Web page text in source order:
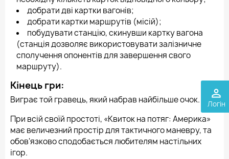
perm_identity
Логін
добрати дві картки вагонів;
добрати картки маршрутів (місій);
побудувати станцію, скинувши картку вагона
(станція дозволяє використовувати залізничне
сполучення опонентів для завершення свого
маршруту).
Кінець гри:
Виграє той гравець, який набрав найбільше очок.
При всій своїй простоті, «Квиток на потяг: Америка»
має величезний простір для тактичного маневру, та
обов'язково сподобається любителям настільних
ігор.